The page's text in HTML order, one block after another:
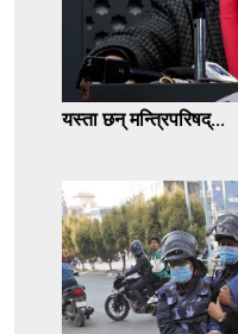
यस्ता छन् मन्त्रिपरिषद्...